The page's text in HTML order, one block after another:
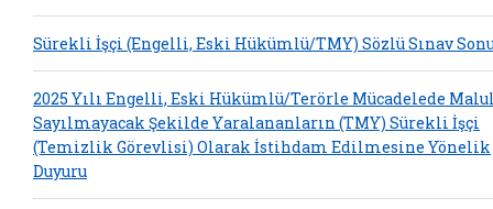
Sürekli İşçi (Engelli, Eski Hükümlü/TMY) Sözlü Sınav
2025 Yılı Engelli, Eski Hükümlü/Terörle Mücadelede
Sayılmayacak Şekilde Yaralananların (TMY) Sürekli İşçi
(Temizlik Görevlisi) Olarak İstihdam Edilmesine Yönelik
Duyuru